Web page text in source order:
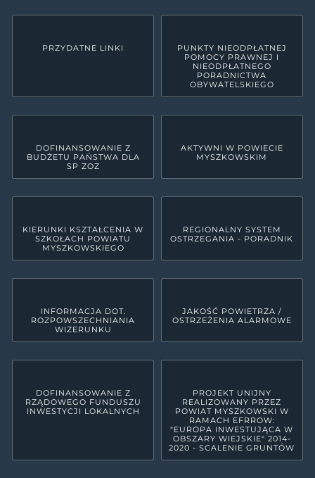
PRZYDATNE LINKI
PUNKTY NIEODPŁATNEJ
POMOCY PRAWNEJ I
NIEODPŁATNEGO
PORADNICTWA
OBYWATELSKIEGO
DOFINANSOWANIE Z
BUDŻETU PAŃSTWA DLA
SP ZOZ
AKTYWNI W POWIECIE
MYSZKOWSKIM
KIERUNKI KSZTAŁCENIA W
SZKOŁACH POWIATU
MYSZKOWSKIEGO
REGIONALNY SYSTEM
OSTRZEGANIA - PORADNIK
INFORMACJA DOT.
ROZPOWSZECHNIANIA
WIZERUNKU
JAKOŚĆ POWIETRZA /
OSTRZEŻENIA ALARMOWE
DOFINANSOWANIE Z
RZĄDOWEGO FUNDUSZU
INWESTYCJI LOKALNYCH
PROJEKT UNIJNY
REALIZOWANY PRZEZ
POWIAT MYSZKOWSKI W
RAMACH EFRROW:
"EUROPA INWESTUJĄCA W
OBSZARY WIEJSKIE" 2014-
2020 - SCALENIE GRUNTÓW